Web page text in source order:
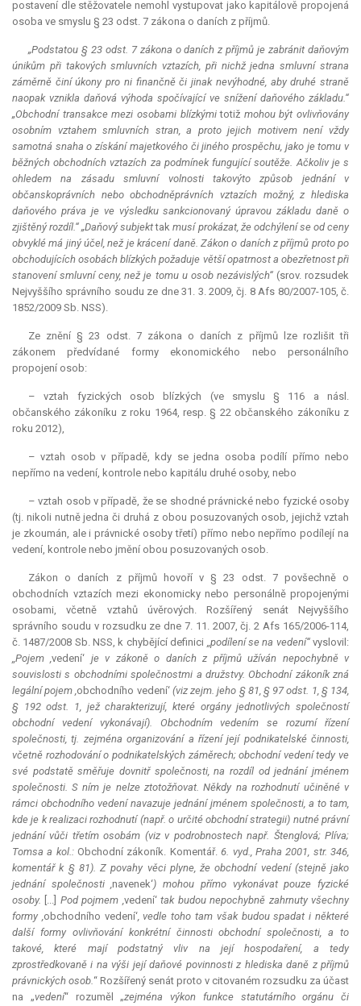
postavení dle stěžovatele nemohl vystupovat jako kapitálově propojená
osoba ve smyslu § 23 odst. 7 zákona o daních z příjmů.
„Podstatou § 23 odst. 7 zákona o daních z příjmů je zabránit daňovým
únikům při takových smluvních vztazích, při nichž jedna smluvní strana
záměrně činí úkony pro ni finančně či jinak nevýhodné, aby druhé straně
naopak vznikla daňová výhoda spočívající ve snížení daňového základu.“
„Obchodní transakce mezi osobami blízkýmitotiž mohou být ovlivňovány
osobním vztahem smluvních stran, a proto jejich motivem není vždy
samotná snaha o získání majetkového či jiného prospěchu, jako je tomu v
běžných obchodních vztazích za podmínek fungující soutěže. Ačkoliv je s
ohledem na zásadu smluvní volnosti takovýto způsob jednání v
občanskoprávních nebo obchodněprávních vztazích možný, z hlediska
daňového práva je ve výsledku sankcionovaný úpravou základu daně o
zjištěný rozdíl.“ „Daňový subjekttakmusí prokázat, že odchýlení se od ceny
obvyklé má jiný účel, než je krácení daně. Zákon o daních z příjmů proto po
obchodujících osobách blízkých požaduje větší opatrnost a obezřetnost při
stanovení smluvní ceny, než je tomu u osob nezávislých“(srov. rozsudek
Nejvyššího správního soudu ze dne 31. 3. 2009, čj. 8 Afs 80/2007-105, č.
1852/2009 Sb. NSS).
Ze znění § 23 odst. 7 zákona o daních z příjmů lze rozlišit tři
zákonem předvídané formy ekonomického nebo personálního
propojení osob:
– vztah fyzických osob blízkých (ve smyslu § 116 a násl.
občanského zákoníku z roku 1964, resp. § 22 občanského zákoníku z
roku 2012),
– vztah osob v případě, kdy se jedna osoba podílí přímo nebo
nepřímo na vedení, kontrole nebo kapitálu druhé osoby, nebo
– vztah osob v případě, že se shodné právnické nebo fyzické osoby
(tj. nikoli nutně jedna či druhá z obou posuzovaných osob, jejichž vztah
je zkoumán, ale i právnické osoby třetí) přímo nebo nepřímo podílejí na
vedení, kontrole nebo jmění obou posuzovaných osob.
Zákon o daních z příjmů hovoří v § 23 odst. 7 povšechně o
obchodních vztazích mezi ekonomicky nebo personálně propojenými
osobami, včetně vztahů úvěrových. Rozšířený senát Nejvyššího
správního soudu v rozsudku ze dne 7. 11. 2007, čj. 2 Afs 165/2006-114,
č. 1487/2008 Sb. NSS, k chybějící definici ,,podílení se na vedení“vyslovil:
,,Pojem ,vedení‘ je v zákoně o daních z příjmů užíván nepochybně v
souvislosti s obchodními společnostmi a družstvy. Obchodní zákoník zná
legální pojem ,obchodního vedení‘ (viz zejm. jeho § 81, § 97 odst. 1, § 134,
§ 192 odst. 1, jež charakterizují, které orgány jednotlivých společností
obchodní vedení vykonávají). Obchodním vedením se rozumí řízení
společnosti, tj. zejména organizování a řízení její podnikatelské činnosti,
včetně rozhodování o podnikatelských záměrech; obchodní vedení tedy ve
své podstatě směřuje dovnitř společnosti, na rozdíl od jednání jménem
společnosti. S ním je nelze ztotožňovat. Někdy na rozhodnutí učiněné v
rámci obchodního vedení navazuje jednání jménem společnosti, a to tam,
kde je k realizaci rozhodnutí (např. o určité obchodní strategii) nutné právní
jednání vůči třetím osobám (viz v podrobnostech např. Štenglová; Plíva;
Tomsa a kol.:Obchodní zákoník. Komentář.6. vyd., Praha 2001, str. 346,
komentář k § 81). Z povahy věci plyne, že obchodní vedení (stejně jako
jednání společnosti ,navenek‘) mohou přímo vykonávat pouze fyzické
osoby. [...] Pod pojmem ,vedení‘tak budou nepochybně zahrnuty všechny
formy ,obchodního vedení‘, vedle toho tam však budou spadat i některé
další formy ovlivňování konkrétní činnosti obchodní společnosti, a to
takové, které mají podstatný vliv na její hospodaření, a tedy
zprostředkovaně i na výši její daňové povinnosti z hlediska daně z příjmů
právnických osob.“ Rozšířený senát proto v citovaném rozsudku za účast
na „vedení“ rozuměl „zejména výkon funkce statutárního orgánu či